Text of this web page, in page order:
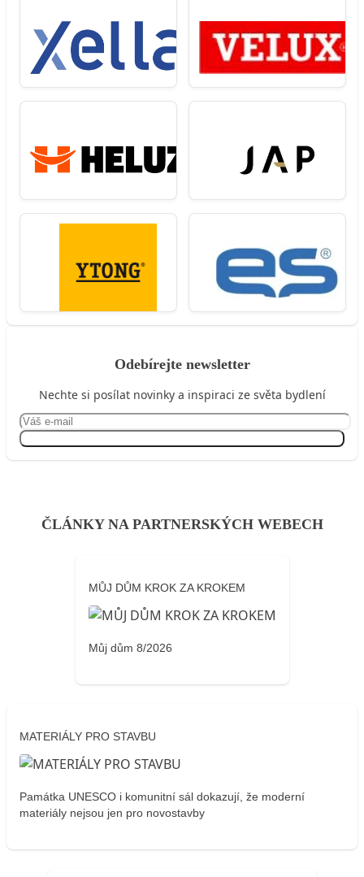
Odebírejte newsletter
Nechte si posílat novinky a inspiraci ze světa bydlení
ČLÁNKY NA PARTNERSKÝCH WEBECH
MŮJ DŮM KROK ZA KROKEM
Můj dům 8/2026
MATERIÁLY PRO STAVBU
Památka UNESCO i komunitní sál dokazují, že moderní
materiály nejsou jen pro novostavby